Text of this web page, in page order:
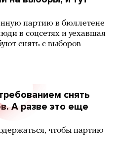
партию в бюллетене
в соцсетях и уехавшая
снять с выборов
снять
А разве это еще
чтобы партию